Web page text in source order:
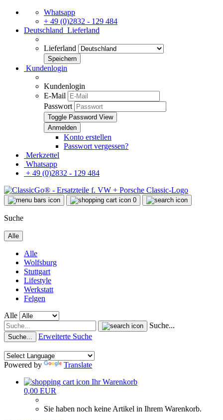
Whatsapp
+ 49 (0)2832 - 129 484
Deutschland Lieferland
Lieferland
Kundenlogin
Kundenlogin
E-Mail
Passwort
Toggle Password View
Konto erstellen
Passwort vergessen?
Merkzettel
Whatsapp
+ 49 (0)2832 - 129 484
0
Suche
Alle
Alle
Wolfsburg
Stuttgart
Lifestyle
Werkstatt
Felgen
Alle
Suche...
Suche... Erweiterte Suche
Powered by
Translate
Ihr Warenkorb
0,00 EUR
Sie haben noch keine Artikel in Ihrem Warenkorb.